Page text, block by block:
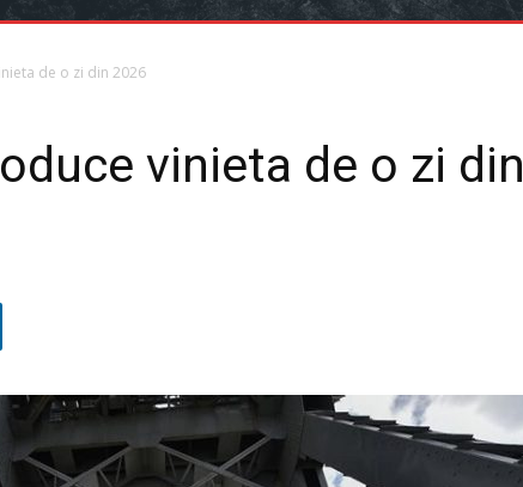
de o zi din 2026
vinieta de o zi din